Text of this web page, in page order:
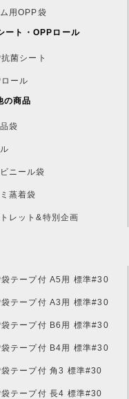
用OPP袋
ート・OPPロール
菌シート
ール
の商品
袋
ニール袋
蒸着袋
レット&特別企画
テープ付 A5用 標準#30
テープ付 A3用 標準#30
テープ付 B6用 標準#30
テープ付 B4用 標準#30
テープ付 角3 標準#30
テープ付 長4 標準#30